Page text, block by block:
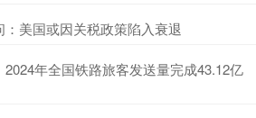
美国或因关税政策陷入衰退
年全国铁路旅客发送量完成43.12亿